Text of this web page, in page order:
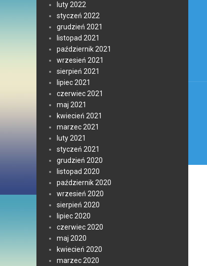
luty 2022
styczeń 2022
grudzień 2021
listopad 2021
październik 2021
wrzesień 2021
sierpień 2021
lipiec 2021
czerwiec 2021
maj 2021
kwiecień 2021
marzec 2021
luty 2021
styczeń 2021
grudzień 2020
listopad 2020
październik 2020
wrzesień 2020
sierpień 2020
lipiec 2020
czerwiec 2020
maj 2020
kwiecień 2020
marzec 2020